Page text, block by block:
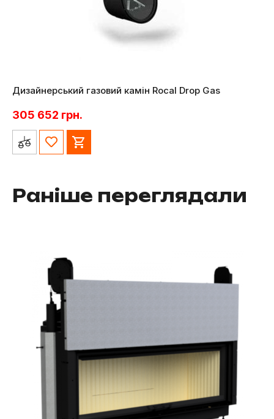
Дизайнерський газовий камін Rocal Drop Gas
305 652 грн.
Раніше переглядали